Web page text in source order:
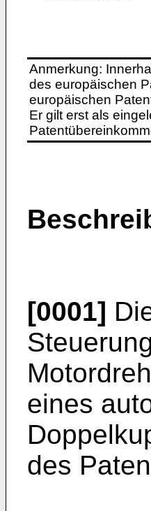
Anmerkung:
des europäischen
europäischen
Er gilt erst als
[0001]
eines
des